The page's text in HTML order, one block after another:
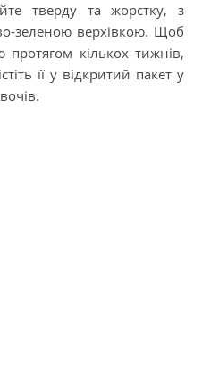
тверду та жорстку, з
зеленою верхівкою. Щоб
кількох тижнів,
її у відкритий пакет у